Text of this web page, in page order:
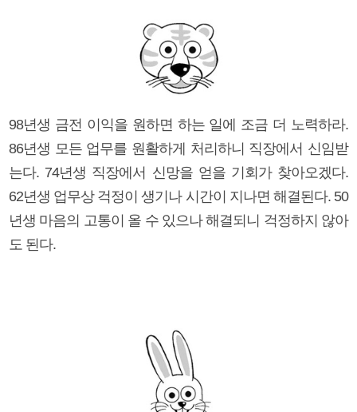
98년생 금전 이익을 원하면 하는 일에 조금 더 노력하라.
86년생 모든 업무를 원활하게 처리하니 직장에서 신임받
는다. 74년생 직장에서 신망을 얻을 기회가 찾아오겠다.
62년생 업무상 걱정이 생기나 시간이 지나면 해결된다. 50
년생 마음의 고통이 올 수 있으나 해결되니 걱정하지 않아
도 된다.